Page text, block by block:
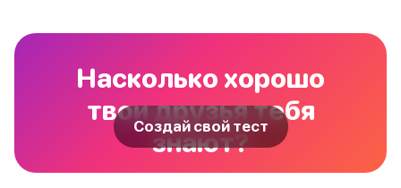
Насколько хорошо
твои друзья тебя
знают?
Создай свой тест